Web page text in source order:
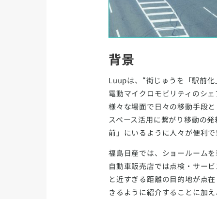
背景
Luupは、“街じゅうを「駅前
電動マイクロモビリティのシ
様々な場面で日々の移動手段
スペース活用に繋がり移動の
前」にいるように人々が便利
福島日産では、ショールーム
自動車販売店では点検・サー
と近すぎる距離の目的地が点
きるように紹介することに加